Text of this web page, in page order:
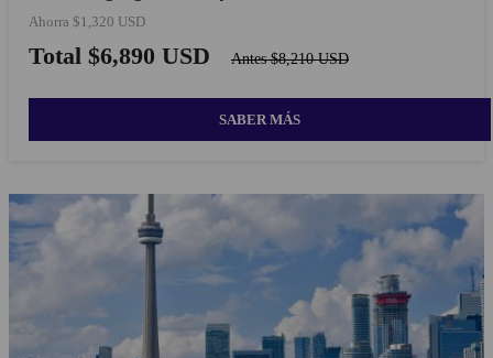
Ahorra $1,320 USD
Total $6,890 USD Antes $8,210 USD
SABER MÁS